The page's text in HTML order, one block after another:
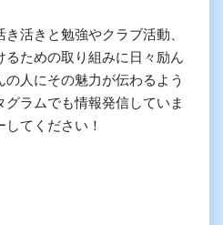
活きと勉強やクラブ活動、
るための取り組みに日々励ん
人にその魅力が伝わるよう
ラムでも情報発信していま
てください！